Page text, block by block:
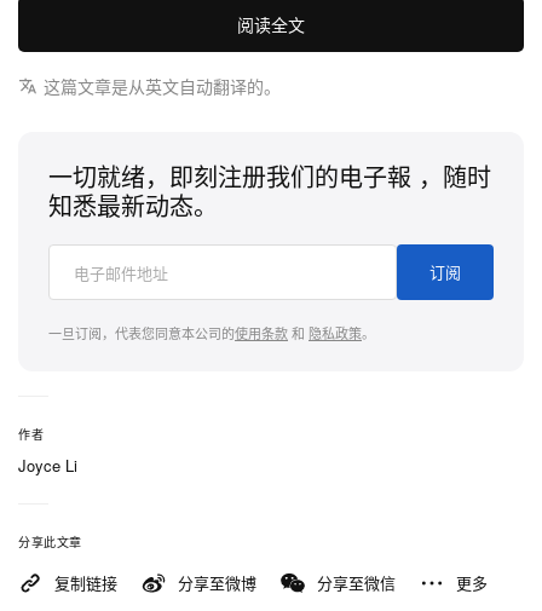
的球鞋绝非易事，但这次呈现可谓无懈可击。鞋身采
用鲜明高亮泽红色涂装，精准对应车身喷漆效果；鞋
面则以抢眼的虹彩 TPU 覆层模拟车窗反射。再配上
节，将 Salomon 原本偏向实用主义的鞋款，转化为
极具个性又带几分玩味的风格宣言。
为突显此番释出的特别意味，双方亦刻意将产量压到
极低水位——全球仅制作 1,720 双，且全部独立编
号。这组别具指涉的数字，正是向停泊「Habibi
战机能与珍藏价值的定位。
随著 Salomon 积极拓展社群与设计交织的文化场
跑鞋同样可以幽默、有态度。限量 1,720 双的 XT-
Whisper Void 将于 5 月 16 日率先登陆 Carpet
阅读全文
这篇文章是从英文自动翻译的。
一切就绪，即刻注册我们的电子報 ，随时
知悉最新动态。
订阅
一旦订阅，代表您同意本公司的使用条款和 隐私政策。
作者
Joyce Li
分享此文章
复制链接 分享至微博 分享至微信 更多